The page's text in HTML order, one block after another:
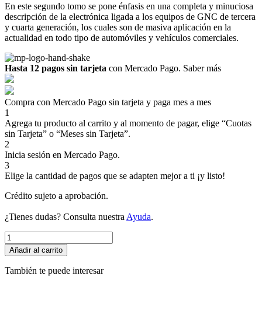
En este segundo tomo se pone énfasis en una completa y minuciosa
descripción de la electrónica ligada a los equipos de GNC de tercera
y cuarta generación, los cuales son de masiva aplicación en la
actualidad en todo tipo de automóviles y vehículos comerciales.
Hasta 12 pagos sin tarjeta con Mercado Pago. Saber más
Compra con Mercado Pago sin tarjeta y paga mes a mes
1
Agrega tu producto al carrito y al momento de pagar, elige “Cuotas
sin Tarjeta” o “Meses sin Tarjeta”.
2
Inicia sesión en Mercado Pago.
3
Elige la cantidad de pagos que se adapten mejor a ti ¡y listo!
Crédito sujeto a aprobación.
¿Tienes dudas? Consulta nuestra Ayuda.
Manual
GNC
2
cantidad
Añadir al carrito
También te puede interesar